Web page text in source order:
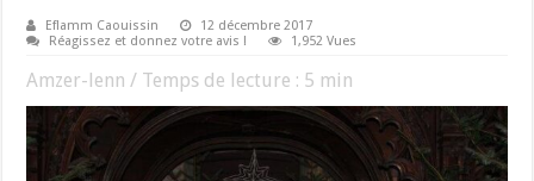
Eflamm Caouissin
12 décembre 2017
Réagissez et donnez votre avis !
1,952 Vues
Amzer-lenn / Temps de lecture : 5 min